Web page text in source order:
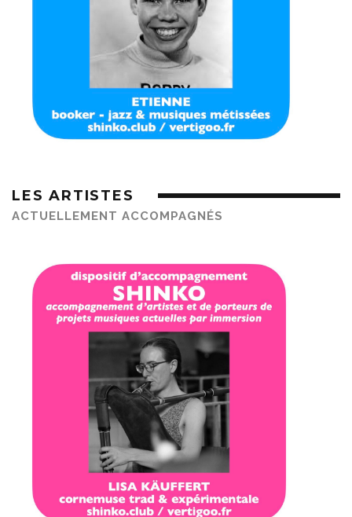
LES ARTISTES
ACTUELLEMENT ACCOMPAGNÉS